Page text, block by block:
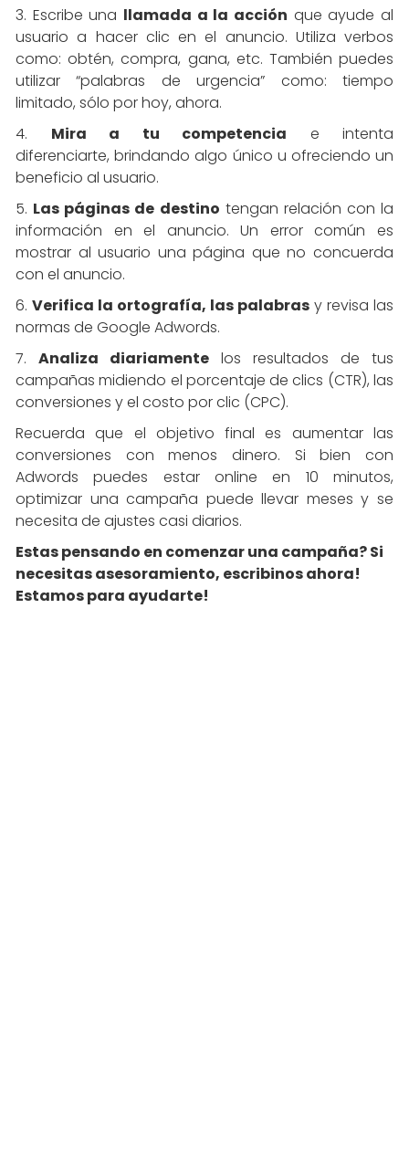
3. Escribe una llamada a la acción que ayude al
usuario a hacer clic en el anuncio. Utiliza verbos
como: obtén, compra, gana, etc. También puedes
utilizar “palabras de urgencia” como: tiempo
limitado, sólo por hoy, ahora.
4. Mira a tu competencia e intenta
diferenciarte, brindando algo único u ofreciendo un
beneficio al usuario.
5. Las páginas de destino tengan relación con la
información en el anuncio. Un error común es
mostrar al usuario una página que no concuerda
con el anuncio.
6. Verifica la ortografía, las palabras y revisa las
normas de Google Adwords.
7. Analiza diariamente los resultados de tus
campañas midiendo el porcentaje de clics (CTR), las
conversiones y el costo por clic (CPC).
Recuerda que el objetivo final es aumentar las
conversiones con menos dinero. Si bien con
Adwords puedes estar online en 10 minutos,
optimizar una campaña puede llevar meses y se
necesita de ajustes casi diarios.
Estas pensando en comenzar una campaña? Si
necesitas asesoramiento, escribinos ahora!
Estamos para ayudarte!